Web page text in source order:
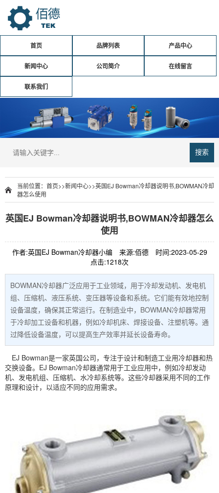
首页 品牌列表 产品中心
新闻中心 公司简介 在线留言
联系我们
搜索
当前位置： 首页>>新闻中心>>英国EJ Bowman冷却器说明书,BOWMAN冷却
器怎么使用
英国EJ Bowman冷却器说明书,BOWMAN冷却器怎么
使用
作者:英国EJ Bowman冷却器小编 来源:佰德
时间:2023-05-29
点击:1218次
BOWMAN冷却器广泛应用于工业领域，用于冷却发动机、发电机
组、压缩机、液压系统、变压器等设备和系统。它们能有效地控制
设备温度，确保其正常运行。在制造业中，BOWMAN冷却器常用
于冷却加工设备和机器，例如冷却机床、焊接设备、注塑机等。通
过降低设备温度，可以提高生产效率并延长设备寿命。
EJ Bowman是一家英国公司，专注于设计和制造工业用冷却器和热
交换设备。EJ Bowman冷却器通常用于工业应用中，例如冷却发动
机、发电机组、压缩机、水冷却系统等。这些冷却器采用不同的工作
原理和设计，以适应不同的应用需求。